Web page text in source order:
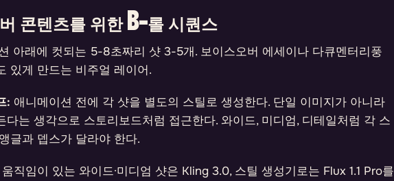
콘텐츠를 위한 B-롤 시퀀스
아래에 컷되는 5-8초짜리 샷 3-5개. 보이스오버 에세이나 다큐멘터리풍
있게 만드는 비주얼 레이어.
: 애니메이션 전에 각 샷을 별도의 스틸로 생성한다. 단일 이미지가 아니라
다는 생각으로 스토리보드처럼 접근한다. 와이드, 미디엄, 디테일처럼 각 스
글과 뎁스가 달라야 한다.
직임이 있는 와이드·미디엄 샷은 Kling 3.0, 스틸 생성기로는 Flux 1.1 Pro를